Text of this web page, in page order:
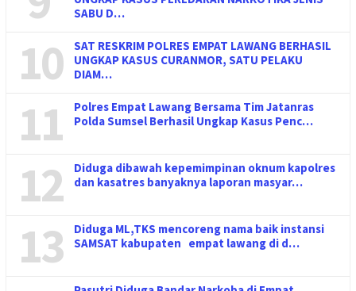
SABU D…
10
SAT RESKRIM POLRES EMPAT LAWANG BERHASIL
UNGKAP KASUS CURANMOR, SATU PELAKU
DIAM…
11
Polres Empat Lawang Bersama Tim Jatanras
Polda Sumsel Berhasil Ungkap Kasus Penc…
12
Diduga dibawah kepemimpinan oknum kapolres
dan kasatres banyaknya laporan masyar…
13
Diduga ML,TKS mencoreng nama baik instansi
SAMSAT kabupaten empat lawang di d…